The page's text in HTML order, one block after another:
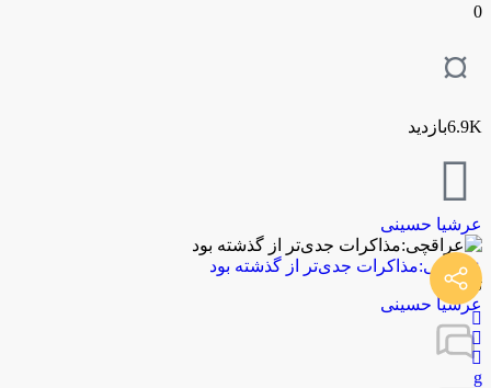
0
6.9Kبازدید
عرشیا حسینی
عراقچی:مذاکرات جدی‎‌تر از گذشته بود
توسط
عرشیا حسینی